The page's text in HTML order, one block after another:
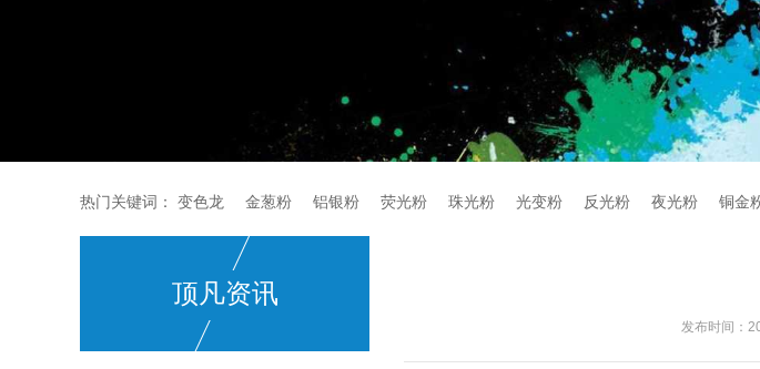
热门关键词： 变色龙 金葱粉 铝银粉 荧光粉 珠光粉 光变粉 反光粉 夜光粉 铜金
顶凡资讯
发布时间：